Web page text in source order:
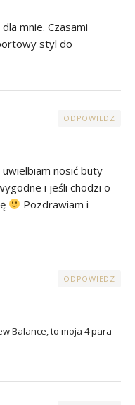
mnie. Czasami
styl do
ODPOWIEDZ
nosić buty
i jeśli chodzi o
Pozdrawiam i
ODPOWIEDZ
Balance, to moja 4 para